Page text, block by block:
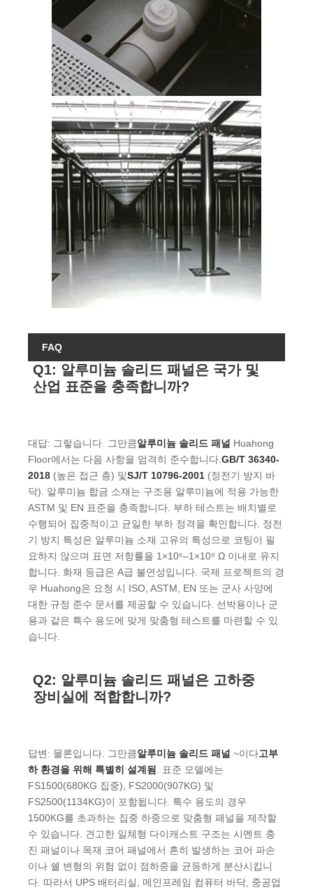
FAQ
Q1: 알루미늄 솔리드 패널은 국가 및
산업 표준을 충족합니까?
대답: 그렇습니다. 그만큼알루미늄 솔리드 패널 Huahong
Floor에서는 다음 사항을 엄격히 준수합니다.GB/T 36340-
2018 (높은 접근 층) 및SJ/T 10796-2001 (정전기 방지 바
닥). 알루미늄 합금 소재는 구조용 알루미늄에 적용 가능한
ASTM 및 EN 표준을 충족합니다. 부하 테스트는 배치별로
수행되어 집중적이고 균일한 부하 정격을 확인합니다. 정전
기 방지 특성은 알루미늄 소재 고유의 특성으로 코팅이 필
요하지 않으며 표면 저항률을 1×10⁶–1×10⁹ Ω 이내로 유지
합니다. 화재 등급은 A급 불연성입니다. 국제 프로젝트의 경
우 Huahong은 요청 시 ISO, ASTM, EN 또는 군사 사양에
대한 규정 준수 문서를 제공할 수 있습니다. 선박용이나 군
용과 같은 특수 용도에 맞게 맞춤형 테스트를 마련할 수 있
습니다.
Q2: 알루미늄 솔리드 패널은 고하중
장비실에 적합합니까?
답변: 물론입니다. 그만큼알루미늄 솔리드 패널 ~이다고부
하 환경을 위해 특별히 설계됨 . 표준 모델에는
FS1500(680KG 집중), FS2000(907KG) 및
FS2500(1134KG)이 포함됩니다. 특수 용도의 경우
1500KG를 초과하는 집중 하중으로 맞춤형 패널을 제작할
수 있습니다. 견고한 일체형 다이캐스트 구조는 시멘트 충
진 패널이나 목재 코어 패널에서 흔히 발생하는 코어 파손
이나 쉘 변형의 위험 없이 점하중을 균등하게 분산시킵니
다. 따라서 UPS 배터리실, 메인프레임 컴퓨터 바닥, 중공업